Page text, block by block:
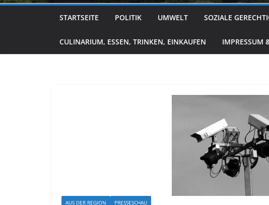
STARTSEITE POLITIK UMWELT SOZIALE
CULINARIUM, ESSEN, TRINKEN, EINKAUFEN IMPRESSUM
AUS DER REGION PRESSESCHAU